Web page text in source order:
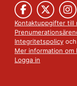
Kontaktuppgifter till
Integritetspolicy och
Mer information om
Logga in